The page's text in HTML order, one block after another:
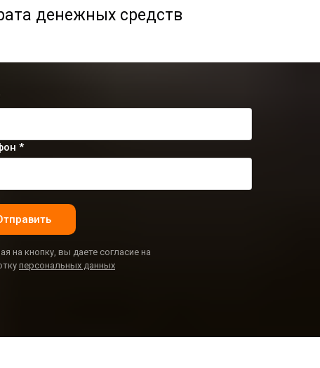
денежных средств
*
на кнопку, вы даете согласие на
персональных данных